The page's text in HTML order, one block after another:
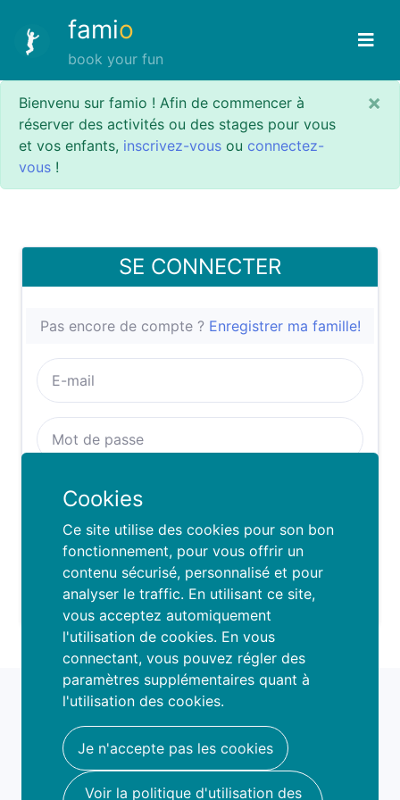
famio
book your fun
Cookies
Ce site utilise des cookies pour son bon
fonctionnement, pour vous offrir un
contenu sécurisé, personnalisé et pour
analyser le traffic. En utilisant ce site,
vous acceptez automiquement
l'utilisation de cookies. En vous
connectant, vous pouvez régler des
paramètres supplémentaires quant à
l'utilisation des cookies.
Je n'accepte pas les cookies
Voir la politique d'utilisation des
Bienvenu sur famio ! Afin de commencer à
réserver des activités ou des stages pour vous
et vos enfants, inscrivez-vous ou connectez-
vous !
×
SE CONNECTER
Pas encore de compte ? Enregistrer ma famille!
Se rappeller de moi :
SE CONNECTER
Mot de passe oublié ?
famio
hello@famio.be
A propos